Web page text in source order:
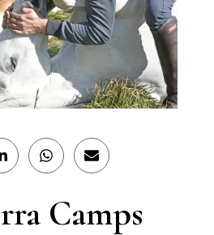
Compartir
en
Compartir
en
Compartir
en
Camps